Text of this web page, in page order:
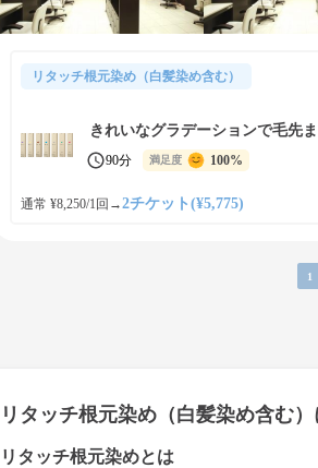
リタッチ根元染め（白髪染め含む）
きれいなグラデーションで毛先
90分 満足度 100%
通常 ¥8,250/1回 →2チケット(¥5,775)
1
リタッチ根元染め（白髪染め含む
リタッチ根元染めとは